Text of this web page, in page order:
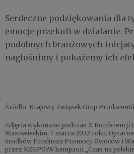
Serdeczne podziękowania dla
emocje przekuli w działanie.
podobnych branżowych
nagłośnimy i pokażemy ich
Źródło: Krajowy Związek Grup
Zdjęcia wykonano podczas X Konferencji
Mazowieckim, 1 marca 2022 roku.
środków Funduszu Promocji Owoców i
przez KZGPOiW kampanii „Czas na